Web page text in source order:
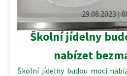
29.08.2023 |
Školní jídelny
nabízet
Školní jídelny budou moci